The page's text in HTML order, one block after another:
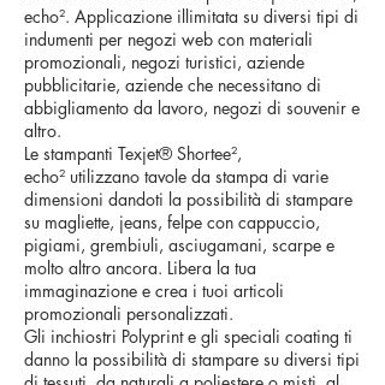
echo². Applicazione illimitata su diversi tipi di
indumenti per negozi web con materiali
promozionali, negozi turistici, aziende
pubblicitarie, aziende che necessitano di
abbigliamento da lavoro, negozi di souvenir e
altro.
Le stampanti Texjet® Shortee²,
echo² utilizzano tavole da stampa di varie
dimensioni dandoti la possibilità di stampare
su magliette, jeans, felpe con cappuccio,
pigiami, grembiuli, asciugamani, scarpe e
molto altro ancora. Libera la tua
immaginazione e crea i tuoi articoli
promozionali personalizzati.
Gli inchiostri Polyprint e gli speciali coating ti
danno la possibilità di stampare su diversi tipi